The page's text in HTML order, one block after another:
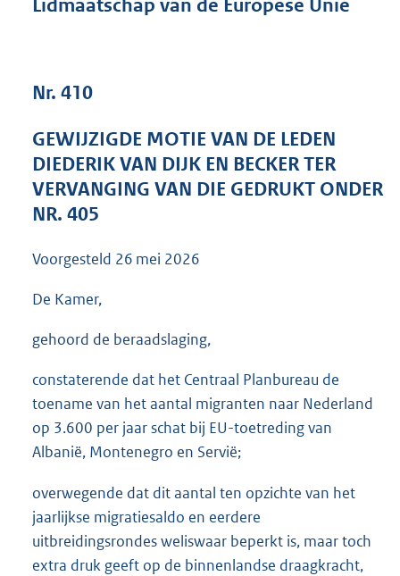
s
e
:
3
Lidmaatschap van de Europese Unie
Nr. 410
GEWIJZIGDE MOTIE VAN DE LEDEN
DIEDERIK VAN DIJK EN BECKER TER
VERVANGING VAN DIE GEDRUKT ONDER
NR. 405
Voorgesteld 26 mei 2026
De Kamer,
gehoord de beraadslaging,
constaterende dat het Centraal Planbureau de
toename van het aantal migranten naar Nederland
op 3.600 per jaar schat bij EU-toetreding van
Albanië, Montenegro en Servië;
overwegende dat dit aantal ten opzichte van het
jaarlijkse migratiesaldo en eerdere
uitbreidingsrondes weliswaar beperkt is, maar toch
extra druk geeft op de binnenlandse draagkracht,